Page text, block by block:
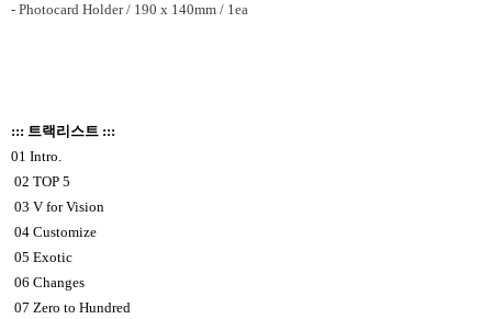
- Photocard Holder / 190 x 140mm / 1ea
::: 트랙리스트 :::
01 Intro.
02 TOP 5
03 V for Vision
04 Customize
05 Exotic
06 Changes
07 Zero to Hundred